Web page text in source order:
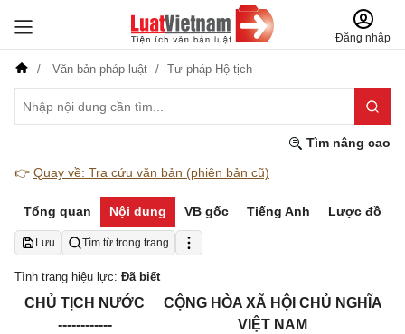
Đăng nhập
Văn bản pháp luật Tư pháp-Hộ tịch
Tìm nâng cao
👉 Quay về: Tra cứu văn bản (phiên bản cũ)
Tổng quan Nội dung VB gốc Tiếng Anh Lược đồ
Lưu Tìm từ trong trang
Tình trạng hiệu lực: Đã biết
CHỦ TỊCH NƯỚC
------------
CỘNG HÒA XÃ HỘI CHỦ NGHĨA
VIỆT NAM